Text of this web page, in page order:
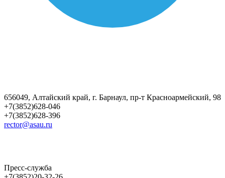
656049, Алтайский край, г. Барнаул, пр-т Красноармейский, 98
+7(3852)628-046
+7(3852)628-396
rector@asau.ru
Пресс-служба